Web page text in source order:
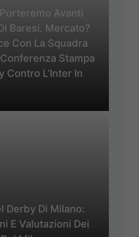
Avanti
Baresi. Mercato?
Con La Squadra
Conferenza Stampa
Contro L’Inter In
Derby Di Milano:
E Valutazioni Dei